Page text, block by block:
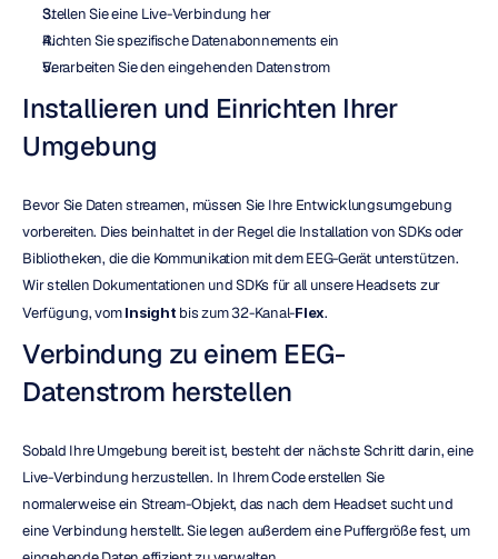
Stellen Sie eine Live-Verbindung her
Richten Sie spezifische Datenabonnements ein
Verarbeiten Sie den eingehenden Datenstrom
Installieren und Einrichten Ihrer
Umgebung
Bevor Sie Daten streamen, müssen Sie Ihre Entwicklungsumgebung
vorbereiten. Dies beinhaltet in der Regel die Installation von SDKs oder
Bibliotheken, die die Kommunikation mit dem EEG-Gerät unterstützen.
Wir stellen Dokumentationen und SDKs für all unsere Headsets zur
Verfügung, vom Insight bis zum 32-Kanal-Flex.
Verbindung zu einem EEG-
Datenstrom herstellen
Sobald Ihre Umgebung bereit ist, besteht der nächste Schritt darin, eine
Live-Verbindung herzustellen. In Ihrem Code erstellen Sie
normalerweise ein Stream-Objekt, das nach dem Headset sucht und
eine Verbindung herstellt. Sie legen außerdem eine Puffergröße fest, um